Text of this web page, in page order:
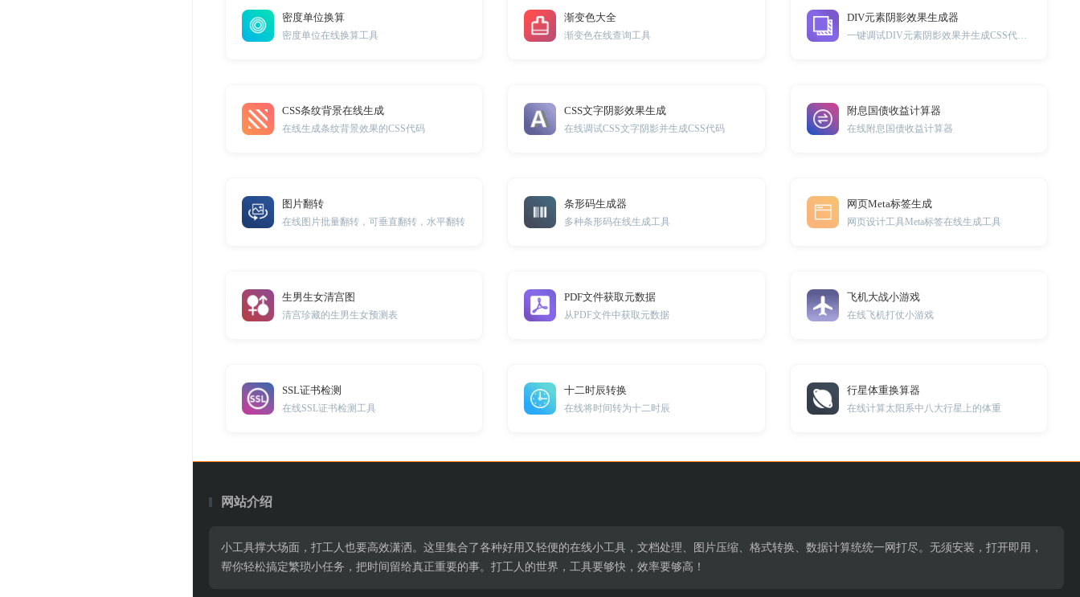
密度单位换算
密度单位在线换算工具
渐变色大全
渐变色在线查询工具
DIV元素阴影效果生成器
CSS条纹背景在线生成
在线生成条纹背景效果的CSS代码
CSS文字阴影效果生成
在线调试CSS文字阴影并生成CSS代码
附息国债收益计算器
在线附息国债收益计算器
图片翻转
在线图片批量翻转，可垂直翻转，水平翻转
条形码生成器
多种条形码在线生成工具
网页Meta标签生成
网页设计工具Meta标签在线生成工具
生男生女清宫图
清宫珍藏的生男生女预测表
PDF文件获取元数据
从PDF文件中获取元数据
飞机大战小游戏
在线飞机打仗小游戏
SSL证书检测
在线SSL证书检测工具
十二时辰转换
在线将时间转为十二时辰
行星体重换算器
在线计算太阳系中八大行星上的体重
网站介绍
小工具撑大场面，打工人也要高效潇洒。这里集合了各种好用又轻便的在线小工具，文档处理、图片压缩、格式转换、数据计算统统一网打尽。无须安装，打开即用，
帮你轻松搞定繁琐小任务，把时间留给真正重要的事。打工人的世界，工具要够快，效率要够高！